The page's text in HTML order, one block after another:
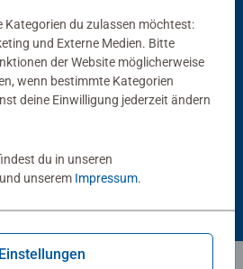
4,4 von 5 Sternen.
Puzzle-Rahmen, schwarz
Puzzlezubehör
Kategorien du zulassen möchtest:
und Externe Medien. Bitte
der Website möglicherweise
wenn bestimmte Kategorien
deine Einwilligung jederzeit ändern
du in unseren
und unserem Impressum.
Einstellungen